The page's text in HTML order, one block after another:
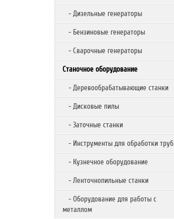
- Дизельные генераторы
- Бензиновые генераторы
- Сварочные генераторы
Станочное оборудование
- Деревообрабатывающие станки
- Дисковые пилы
- Заточные станки
- Инструменты для обработки труб
- Кузнечное оборудование
- Ленточнопильные станки
- Оборудование для работы с
металлом